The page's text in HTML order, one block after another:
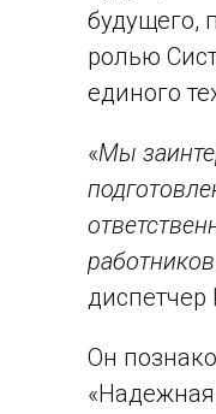
будущего,
ролью
единого
«Мы
Он